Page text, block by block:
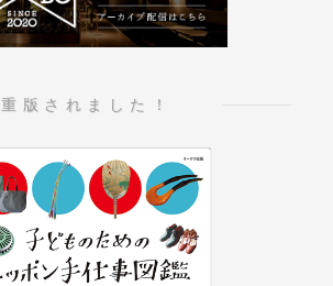
重版されました！